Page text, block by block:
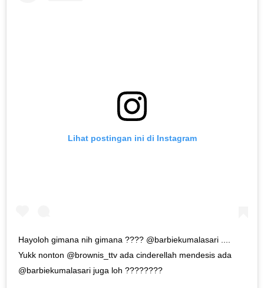
Lihat postingan ini di Instagram
Hayoloh gimana nih gimana ???? @barbiekumalasari ....
Yukk nonton @brownis_ttv ada cinderellah mendesis ada
@barbiekumalasari juga loh ????????